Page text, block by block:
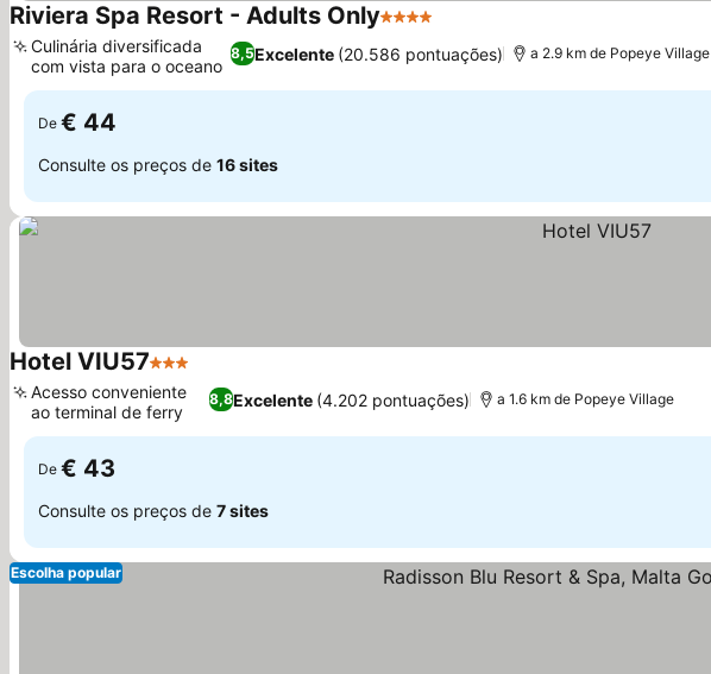
Riviera Spa Resort - Adults Only4 Estrelas
8,5Excelente (20.586 pontuações)
Culinária diversificada
com vista para o oceano
a 2.9 km de Popeye Village
De € 44
Consulte os preços de 16 sites
Hotel VIU573 Estrelas
8,8Excelente (4.202 pontuações)
Acesso conveniente
ao terminal de ferry
a 1.6 km de Popeye Village
De € 43
Consulte os preços de 7 sites
Escolha popular